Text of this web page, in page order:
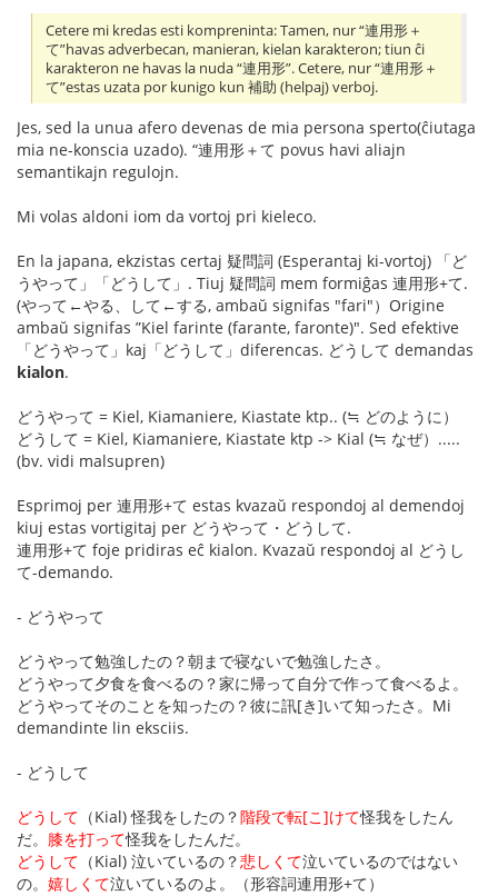
Cetere mi kredas esti kompreninta: Tamen, nur “連用形＋
て”havas adverbecan, manieran, kielan karakteron; tiun ĉi
karakteron ne havas la nuda “連用形”. Cetere, nur “連用形＋
て”estas uzata por kunigo kun 補助 (helpaj) verboj.
Jes, sed la unua afero devenas de mia persona sperto(ĉiutaga
mia ne-konscia uzado). “連用形＋て povus havi aliajn
semantikajn regulojn.
Mi volas aldoni iom da vortoj pri kieleco.
En la japana, ekzistas certaj 疑問詞 (Esperantaj ki-vortoj) 「ど
うやって」「どうして」. Tiuj 疑問詞 mem formiĝas 連用形+て.
(やって←やる、して←する, ambaŭ signifas "fari"）Origine
ambaŭ signifas ”Kiel farinte (farante, faronte)". Sed efektive
「どうやって」kaj「どうして」diferencas. どうして demandas
kialon.
どうやって = Kiel, Kiamaniere, Kiastate ktp.. (≒ どのように）
どうして = Kiel, Kiamaniere, Kiastate ktp -> Kial (≒ なぜ）.....
(bv. vidi malsupren)
Esprimoj per 連用形+て estas kvazaŭ respondoj al demendoj
kiuj estas vortigitaj per どうやって・どうして.
連用形+て foje pridiras eĉ kialon. Kvazaŭ respondoj al どうし
て-demando.
- どうやって
どうやって勉強したの？朝まで寝ないで勉強したさ。
どうやって夕食を食べるの？家に帰って自分で作って食べるよ。
どうやってそのことを知ったの？彼に訊[き]いて知ったさ。Mi
demandinte lin eksciis.
- どうして
どうして （Kial) 怪我をしたの？階段で転[こ]けて怪我をしたん
だ。 膝を打って怪我をしたんだ。
どうして （Kial) 泣いているの？悲しくて泣いているのではない
の。 嬉しくて泣いているのよ。（形容詞連用形+て）